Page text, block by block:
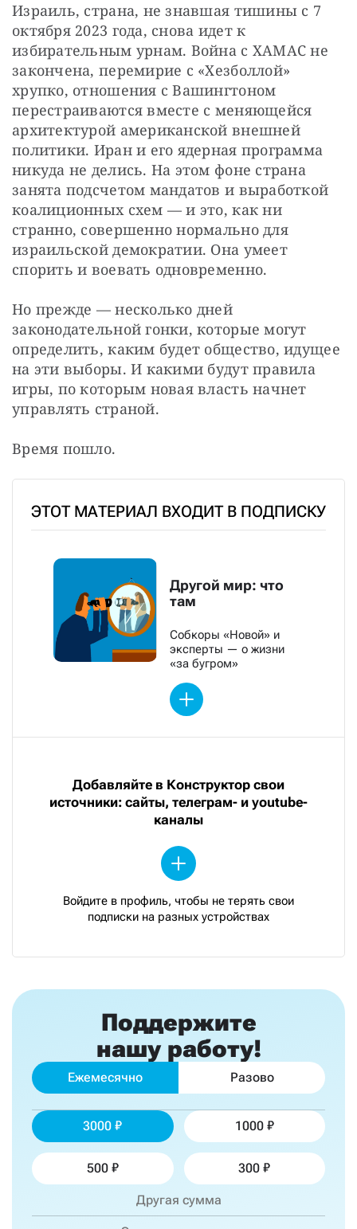
Израиль, страна, не знавшая тишины с 7
октября 2023 года, снова идет к
избирательным урнам. Война с ХАМАС не
закончена, перемирие с «Хезболлой»
хрупко, отношения с Вашингтоном
перестраиваются вместе с меняющейся
архитектурой американской внешней
политики. Иран и его ядерная программа
никуда не делись. На этом фоне страна
занята подсчетом мандатов и выработкой
коалиционных схем — и это, как ни
странно, совершенно нормально для
израильской демократии. Она умеет
спорить и воевать одновременно.
Но прежде — несколько дней
законодательной гонки, которые могут
определить, каким будет общество, идущее
на эти выборы. И какими будут правила
игры, по которым новая власть начнет
управлять страной.
Время пошло.
ЭТОТ МАТЕРИАЛ ВХОДИТ В ПОДПИСКУ
Другой мир: что
там
Собкоры «Новой» и
эксперты — о жизни
«за бугром»
Добавляйте в Конструктор свои
источники: сайты, телеграм- и youtube-
каналы
Войдите в профиль, чтобы не терять свои
подписки на разных устройствах
Поддержите
нашу работу!
Ежемесячно Разово
3000 1000
500 300